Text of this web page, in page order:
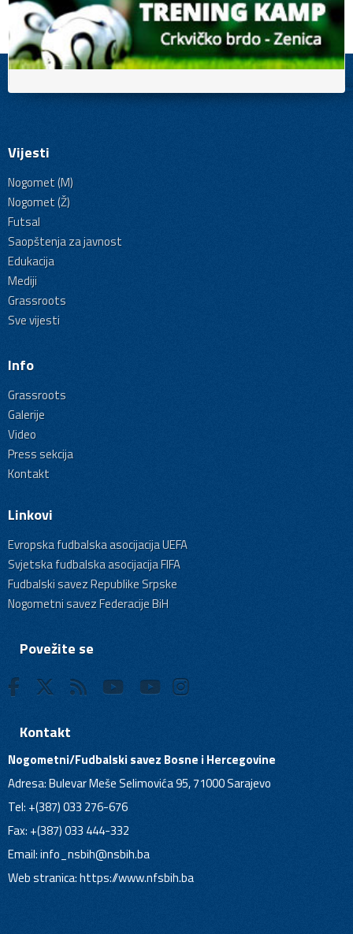
Vijesti
Nogomet (M)
Nogomet (Ž)
Futsal
Saopštenja za javnost
Edukacija
Mediji
Grassroots
Sve vijesti
Info
Grassroots
Galerije
Video
Press sekcija
Kontakt
Linkovi
Evropska fudbalska asocijacija UEFA
Svjetska fudbalska asocijacija FIFA
Fudbalski savez Republike Srpske
Nogometni savez Federacije BiH
Povežite se
Kontakt
Nogometni/Fudbalski savez Bosne i Hercegovine
Adresa: Bulevar Meše Selimovića 95, 71000 Sarajevo
Tel: +(387) 033 276-676
Fax: +(387) 033 444-332
Email:info_nsbih@nsbih.ba
Web stranica: https://www.nfsbih.ba